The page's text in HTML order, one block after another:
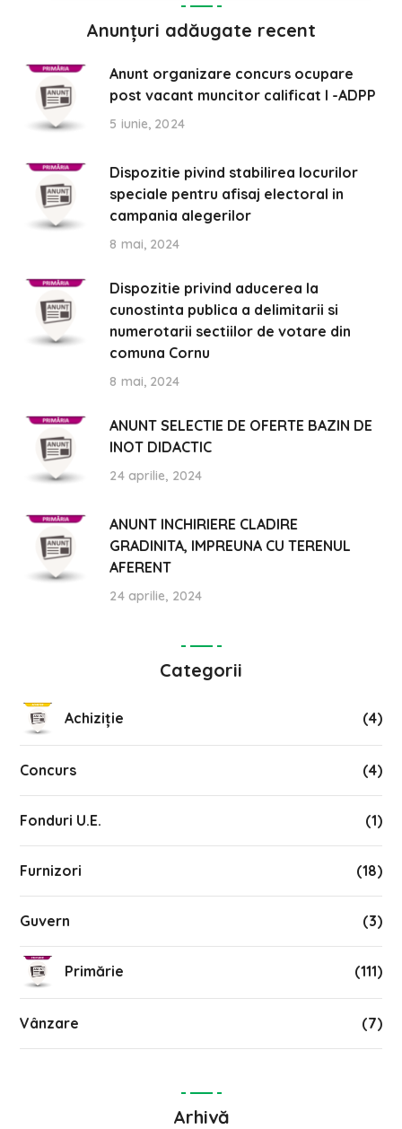
Anunțuri adăugate recent
Anunt organizare concurs ocupare
post vacant muncitor calificat I -ADPP
5 iunie, 2024
Dispozitie pivind stabilirea locurilor
speciale pentru afisaj electoral in
campania alegerilor
8 mai, 2024
Dispozitie privind aducerea la
cunostinta publica a delimitarii si
numerotarii sectiilor de votare din
comuna Cornu
8 mai, 2024
ANUNT SELECTIE DE OFERTE BAZIN DE
INOT DIDACTIC
24 aprilie, 2024
ANUNT INCHIRIERE CLADIRE
GRADINITA, IMPREUNA CU TERENUL
AFERENT
24 aprilie, 2024
Categorii
Achiziție (4)
Concurs (4)
Fonduri U.E. (1)
Furnizori (18)
Guvern (3)
Primărie (111)
Vânzare (7)
Arhivă